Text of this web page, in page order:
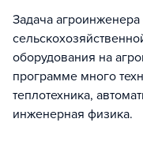
Задача
оборудования на
программе много
теплотехника,
инженерная физика.